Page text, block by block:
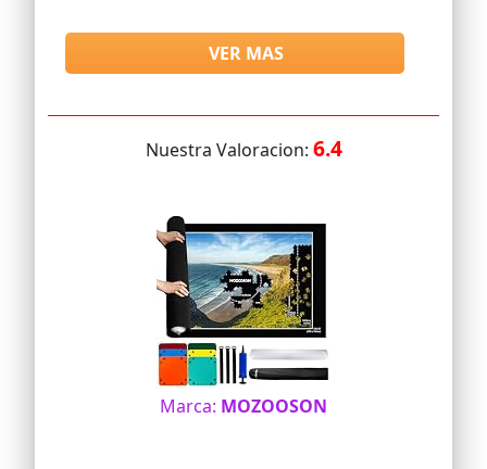
VER MAS
Nuestra Valoracion: 6.4
Marca: MOZOOSON